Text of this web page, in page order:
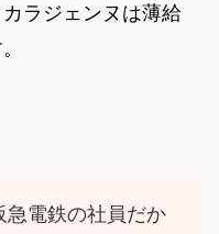
ラジェンヌは薄給
急電鉄の社員だか